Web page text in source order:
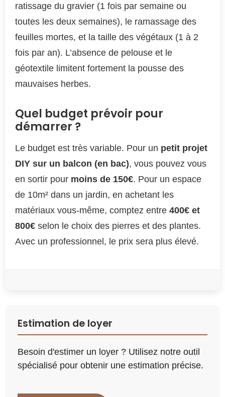
ratissage du gravier (1 fois par semaine ou
toutes les deux semaines), le ramassage des
feuilles mortes, et la taille des végétaux (1 à 2
fois par an). L’absence de pelouse et le
géotextile limitent fortement la pousse des
mauvaises herbes.
Quel budget prévoir pour
démarrer ?
Le budget est très variable. Pour un petit projet
DIY sur un balcon (en bac), vous pouvez vous
en sortir pour moins de 150€. Pour un espace
de 10m² dans un jardin, en achetant les
matériaux vous-même, comptez entre 400€ et
800€ selon le choix des pierres et des plantes.
Avec un professionnel, le prix sera plus élevé.
Estimation de loyer
Besoin d'estimer un loyer ? Utilisez notre outil
spécialisé pour obtenir une estimation précise.